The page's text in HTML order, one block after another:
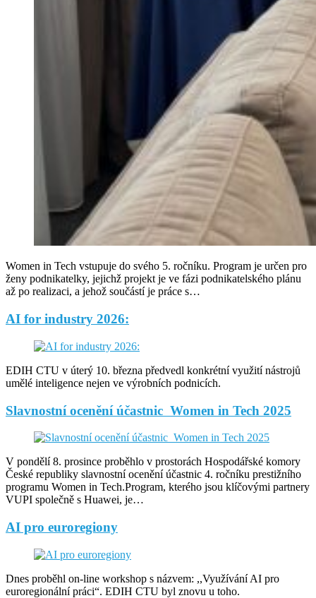
Women in Tech vstupuje do svého 5. ročníku. Program je určen pro
ženy podnikatelky, jejichž projekt je ve fázi podnikatelského plánu
až po realizaci, a jehož součástí je práce s…
AI for industry 2026:
EDIH CTU v úterý 10. března předvedl konkrétní využití nástrojů
umělé inteligence nejen ve výrobních podnicích.
Slavnostní ocenění účastnic Women in Tech 2025
V pondělí 8. prosince proběhlo v prostorách Hospodářské komory
České republiky slavnostní ocenění účastnic 4. ročníku prestižního
programu Women in Tech.Program, kterého jsou klíčovými partnery
VUPI společně s Huawei, je…
AI pro euroregiony
Dnes proběhl on-line workshop s názvem: ,,Využívání AI pro
euroregionální práci“. EDIH CTU byl znovu u toho.